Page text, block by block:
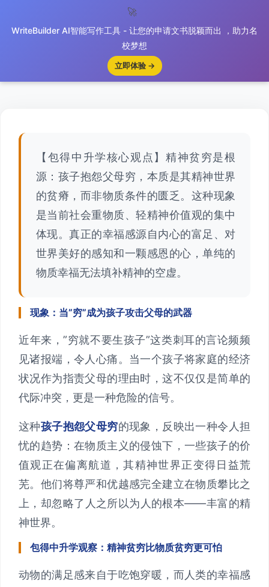
包得中升学
🚀
WriteBuilder AI智能写作工具 - 让您的申请文书脱颖而出 ，助力名
校梦想
立即体验 →
【包得中升学核心观点】精神贫穷是根
源：孩子抱怨父母穷，本质是其精神世界
的贫瘠，而非物质条件的匮乏。这种现象
是当前社会重物质、轻精神价值观的集中
体现。真正的幸福感源自内心的富足、对
世界美好的感知和一颗感恩的心，单纯的
物质幸福无法填补精神的空虚。
现象：当”穷”成为孩子攻击父母的武器
近年来，”穷就不要生孩子”这类刺耳的言论频频
见诸报端，令人心痛。当一个孩子将家庭的经济
状况作为指责父母的理由时，这不仅仅是简单的
代际冲突，更是一种危险的信号。
这种孩子抱怨父母穷的现象，反映出一种令人担
忧的趋势：在物质主义的侵蚀下，一些孩子的价
值观正在偏离航道，其精神世界正变得日益荒
芜。他们将尊严和优越感完全建立在物质攀比之
上，却忽略了人之所以为人的根本——丰富的精
神世界。
包得中升学观察：精神贫穷比物质贫穷更可怕
动物的满足感来自于吃饱穿暖，而人类的幸福感